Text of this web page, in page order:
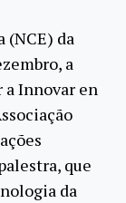
(NCE) da
a
a Innovar en
que
da